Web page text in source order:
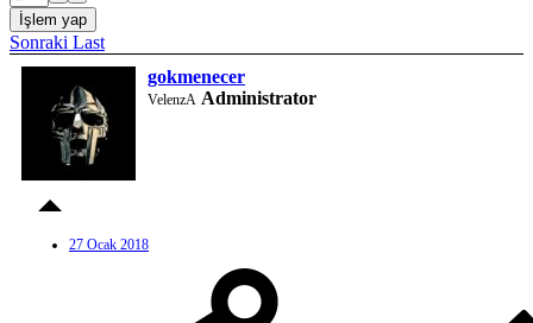
İşlem yap
Sonraki Last
gokmenecer
VelenzA Administrator
27 Ocak 2018